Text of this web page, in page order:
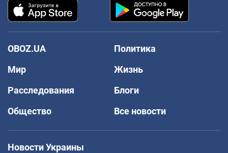
OBOZ.UA
Политика
Мир
Жизнь
Расследования
Блоги
Общество
Все новости
Новости Украины